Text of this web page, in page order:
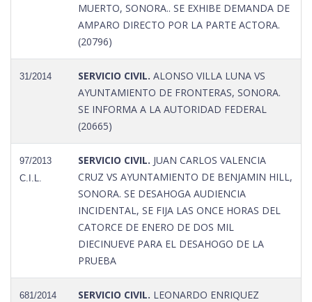
MUERTO, SONORA.. SE EXHIBE DEMANDA DE
AMPARO DIRECTO POR LA PARTE ACTORA.
(20796)
31/2014 SERVICIO CIVIL. ALONSO VILLA LUNA VS
AYUNTAMIENTO DE FRONTERAS, SONORA.
SE INFORMA A LA AUTORIDAD FEDERAL
(20665)
97/2013
C.I.L.
SERVICIO CIVIL. JUAN CARLOS VALENCIA
CRUZ VS AYUNTAMIENTO DE BENJAMIN HILL,
SONORA. SE DESAHOGA AUDIENCIA
INCIDENTAL, SE FIJA LAS ONCE HORAS DEL
CATORCE DE ENERO DE DOS MIL
DIECINUEVE PARA EL DESAHOGO DE LA
PRUEBA
681/2014 SERVICIO CIVIL. LEONARDO ENRIQUEZ